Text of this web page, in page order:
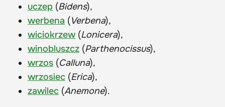
uczep (Bidens),
werbena (Verbena),
wiciokrzew (Lonicera),
winobluszcz (Parthenocissus),
wrzos (Calluna),
wrzosiec (Erica),
zawilec (Anemone).